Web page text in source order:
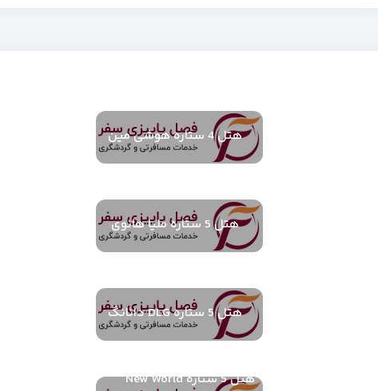
هتل 4 ستاره هوشی مین
هتل 5 ستاره ملیا هانوی
هتل 5 ستاره DLG دانانگ
هتل 5 ستاره New World